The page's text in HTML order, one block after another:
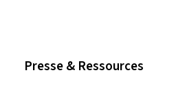
Presse & Ressources